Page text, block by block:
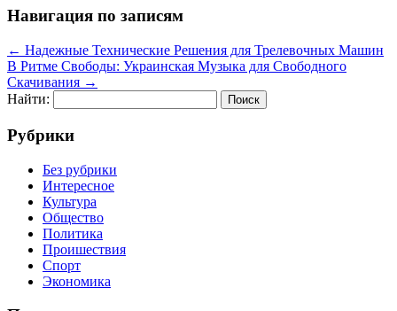
Навигация по записям
← Надежные Технические Решения для Трелевочных Машин
В Ритме Свободы: Украинская Музыка для Свободного
Скачивания →
Найти:
Рубрики
Без рубрики
Интересное
Культура
Общество
Политика
Проишествия
Спорт
Экономика